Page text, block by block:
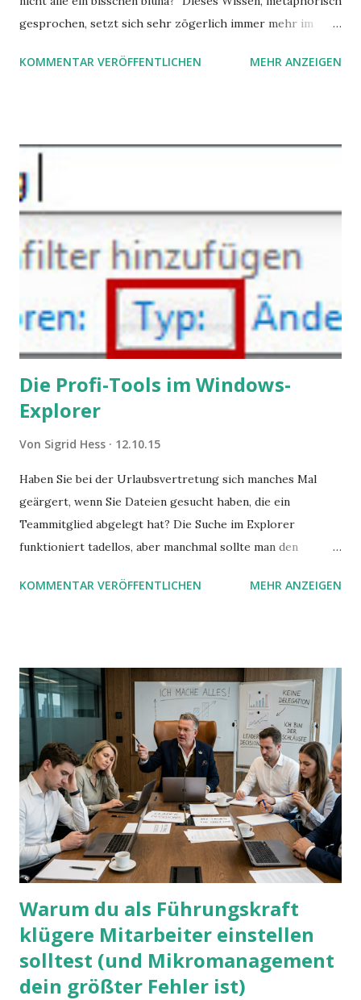
gesprochen, setzt sich sehr zögerlich immer mehr im
gleich. Im Arbeitskontext kann es zu nicht verstandenen
Angstzuständen ihrer Mitglieder. Dafür könnte es Gründe
geben, die weitgehend noch im Dunkeln zu liegen scheinen.
KOMMENTAR VERÖFFENTLICHEN MEHR ANZEIGEN
Die Profi-Tools im Windows-
Explorer
Von Sigrid Hess 12.10.15
Haben Sie bei der Urlaubsvertretung sich manches Mal
geärgert, wenn Sie Dateien gesucht haben, die ein
Teammitglied abgelegt hat? Die Suche im Explorer
funktioniert tadellos, aber manchmal sollte man den
mit UND oder ODER oder NICHT... Das geht so einfach,
KOMMENTAR VERÖFFENTLICHEN MEHR ANZEIGEN
Warum du als Führungskraft
klügere Mitarbeiter einstellen
solltest (und Mikromanagement
dein größter Fehler ist)